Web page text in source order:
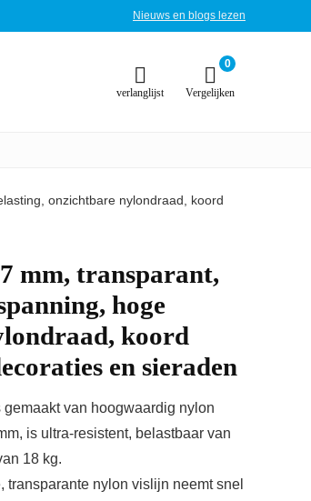
Nieuws en blogs lezen
verlanglijst
0
Vergelijken
onzichtbare nylondraad, koord
mm, transparant,
hoge
koord
en sieraden
van hoogwaardig nylon
is ultra-resistent, belastbaar van
18 kg.
nylon vislijn neemt snel